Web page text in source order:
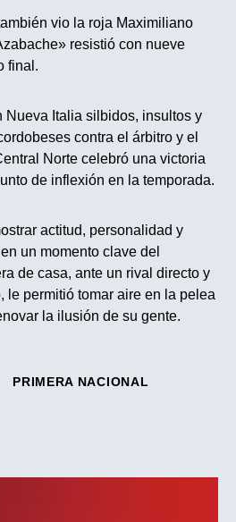
vio la roja Maximiliano
resistió con nueve
final.
Nueva Italia silbidos, insultos y
contra el árbitro y el
Norte celebró una victoria
de inflexión en la temporada.
actitud, personalidad y
un momento clave del
de casa, ante un rival directo y
le permitió tomar aire en la pelea
la ilusión de su gente.
PRIMERA NACIONAL